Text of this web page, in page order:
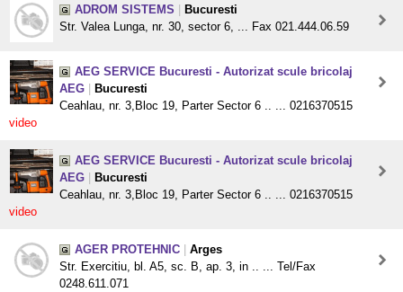
ADROM SISTEMS
Bucuresti
Str. Valea Lunga, nr. 30, sector 6, ... Fax 021.444.06.59
AEG SERVICE Bucuresti - Autorizat scule bricolaj
AEG
Bucuresti
Ceahlau, nr. 3,Bloc 19, Parter Sector 6 .. ... 0216370515
video
AEG SERVICE Bucuresti - Autorizat scule bricolaj
AEG
Bucuresti
Ceahlau, nr. 3,Bloc 19, Parter Sector 6 .. ... 0216370515
video
AGER PROTEHNIC
Arges
Str. Exercitiu, bl. A5, sc. B, ap. 3, in .. ... Tel/Fax
0248.611.071